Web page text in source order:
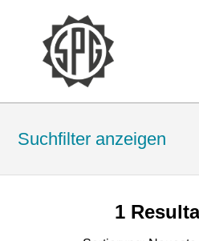
Suchfilter anzeigen
1